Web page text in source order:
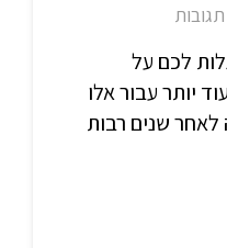
תגובות
לכם על
יותר עבור אלו
לאחר שנים רבות